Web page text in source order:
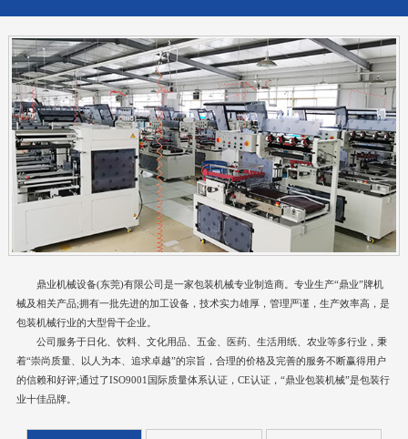
鼎业机械设备(东莞)有限公司是一家包装机械专业制造商。专业生产“鼎业”牌机
械及相关产品;拥有一批先进的加工设备，技术实力雄厚，管理严谨，生产效率高，是
包装机械行业的大型骨干企业。
公司服务于日化、饮料、文化用品、五金、医药、生活用纸、农业等多行业，秉
着“崇尚质量、以人为本、追求卓越”的宗旨，合理的价格及完善的服务不断赢得用户
的信赖和好评;通过了ISO9001国际质量体系认证，CE认证，“鼎业包装机械”是包装行
业十佳品牌。